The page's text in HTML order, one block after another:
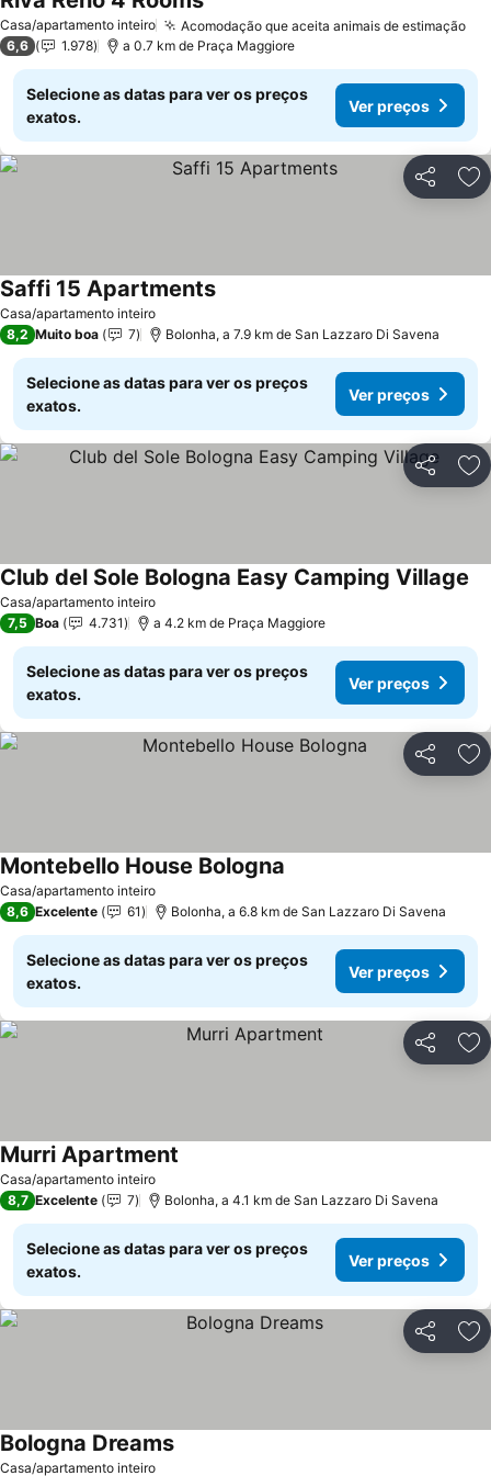
Casa/apartamento inteiro Acomodação que aceita animais de estimação
6,6 1.978 a 0.7 km de Praça Maggiore
Selecione as datas para ver os preços
exatos.
Ver preços
Partilhar
Casa/apartamento inteiro
Saffi 15 Apartments
8,2 Muito boa 7 Bolonha, a 7.9 km de San Lazzaro Di Savena
Selecione as datas para ver os preços
exatos.
Ver preços
Partilhar
Casa/apartamento inteiro
Club del Sole Bologna Easy Camping Village
7,5 Boa 4.731 a 4.2 km de Praça Maggiore
Selecione as datas para ver os preços
exatos.
Ver preços
Partilhar
Casa/apartamento inteiro
Montebello House Bologna
8,6 Excelente 61 Bolonha, a 6.8 km de San Lazzaro Di Savena
Selecione as datas para ver os preços
exatos.
Ver preços
Partilhar
Casa/apartamento inteiro
Murri Apartment
8,7 Excelente 7 Bolonha, a 4.1 km de San Lazzaro Di Savena
Selecione as datas para ver os preços
exatos.
Ver preços
Partilhar
Casa/apartamento inteiro
Bologna Dreams